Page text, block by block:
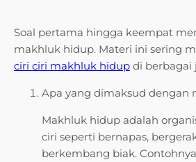
Soal pertama hingga keempat
makhluk hidup. Materi ini sering
ciri ciri makhluk hidup di berbagai
Apa yang dimaksud dengan
Makhluk hidup adalah
ciri seperti bernapas,
berkembang biak.